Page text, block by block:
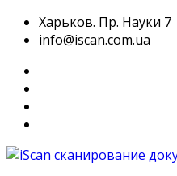
Харьков. Пр. Науки 7
info@iscan.com.ua